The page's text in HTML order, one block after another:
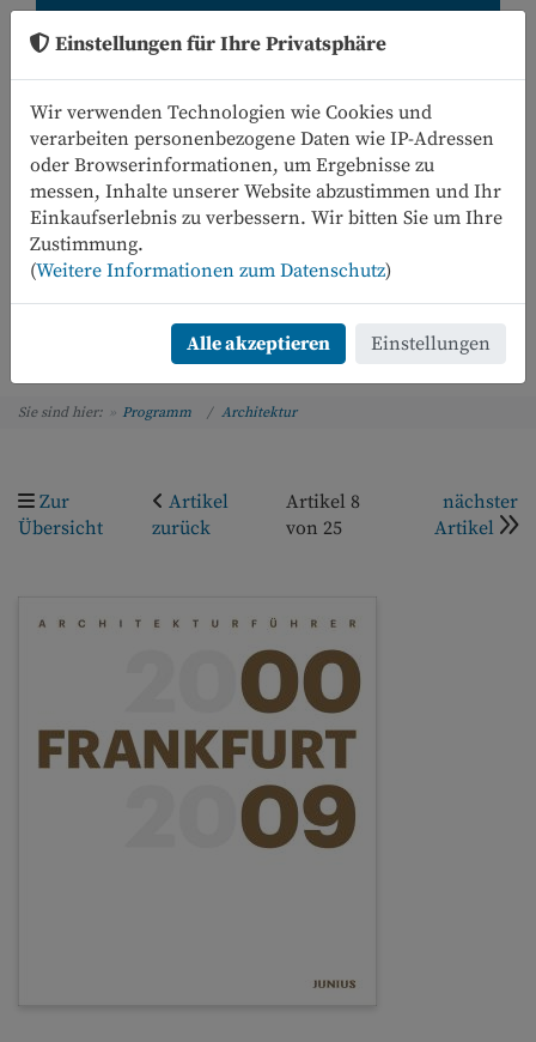
Einstellungen für Ihre Privatsphäre
Wir verwenden Technologien wie Cookies und
verarbeiten personenbezogene Daten wie IP-Adressen
oder Browserinformationen, um Ergebnisse zu
messen, Inhalte unserer Website abzustimmen und Ihr
Einkaufserlebnis zu verbessern. Wir bitten Sie um Ihre
Zustimmung.
(Weitere Informationen zum Datenschutz)
Alle akzeptieren Einstellungen
0
Menü
Sie sind hier: Programm Architektur
Zur
Übersicht
Artikel
zurück
Artikel 8
von 25
nächster
Artikel